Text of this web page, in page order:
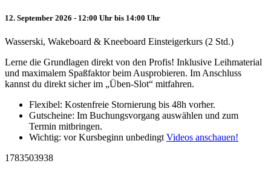
12. September 2026 - 12:00 Uhr bis 14:00 Uhr
Wasserski, Wakeboard & Kneeboard Einsteigerkurs (2 Std.)
Lerne die Grundlagen direkt von den Profis! Inklusive Leihmaterial
und maximalem Spaßfaktor beim Ausprobieren. Im Anschluss
kannst du direkt sicher im „Üben-Slot“ mitfahren.
Flexibel: Kostenfreie Stornierung bis 48h vorher.
Gutscheine: Im Buchungsvorgang auswählen und zum
Termin mitbringen.
Wichtig: vor Kursbeginn unbedingt Videos anschauen!
1783503938